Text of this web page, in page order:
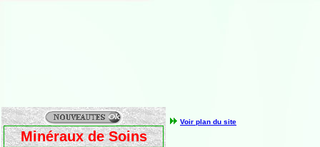
Minéraux de Soins
Voir plan du site